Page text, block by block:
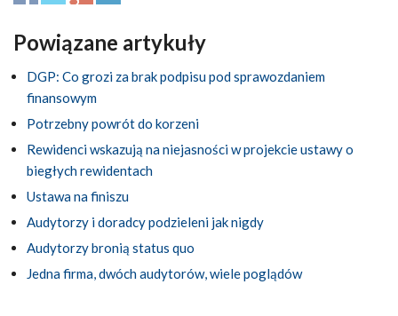
Powiązane artykuły
DGP: Co grozi za brak podpisu pod sprawozdaniem
finansowym
Potrzebny powrót do korzeni
Rewidenci wskazują na niejasności w projekcie ustawy o
biegłych rewidentach
Ustawa na finiszu
Audytorzy i doradcy podzieleni jak nigdy
Audytorzy bronią status quo
Jedna firma, dwóch audytorów, wiele poglądów